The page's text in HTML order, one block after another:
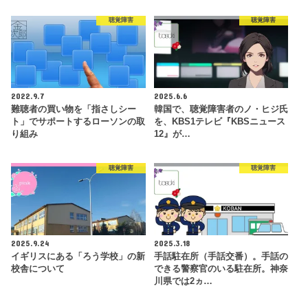
聴覚障害
2022.9.7
難聴者の買い物を「指さしシー
ト」でサポートするローソンの取
り組み
聴覚障害
2025.6.6
韓国で、聴覚障害者のノ・ヒジ氏
を、KBS1テレビ『KBSニュース
12』が…
聴覚障害
2025.9.24
イギリスにある「ろう学校」の新
校舎について
聴覚障害
2025.3.18
手話駐在所（手話交番）。手話の
できる警察官のいる駐在所。神奈
川県では2ヵ…